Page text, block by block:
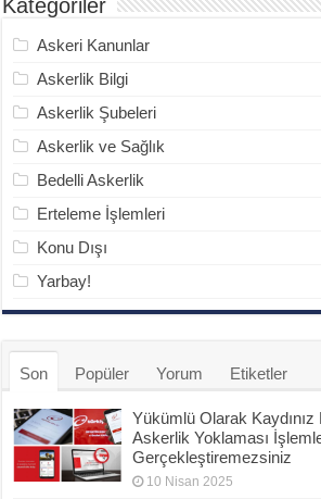
Kategoriler
Askeri Kanunlar
Askerlik Bilgi
Askerlik Şubeleri
Askerlik ve Sağlık
Bedelli Askerlik
Erteleme İşlemleri
Konu Dışı
Yarbay!
Son Popüler Yorum Etiketler
Yükümlü Olarak Kaydınız
Askerlik Yoklaması
Gerçekleştiremezsiniz
10 Nisan 2025